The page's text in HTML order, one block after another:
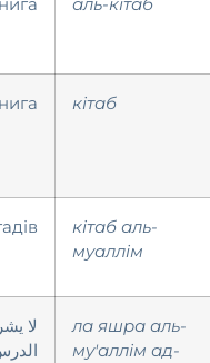
кітаб
кітаб аль-
муаллім
لا
ла яшра аль-
му'аллім ад-